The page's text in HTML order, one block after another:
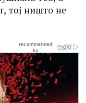
тој ништо не